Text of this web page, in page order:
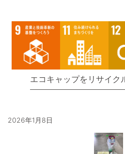
エコキャップをリサイク
2026年1月8日